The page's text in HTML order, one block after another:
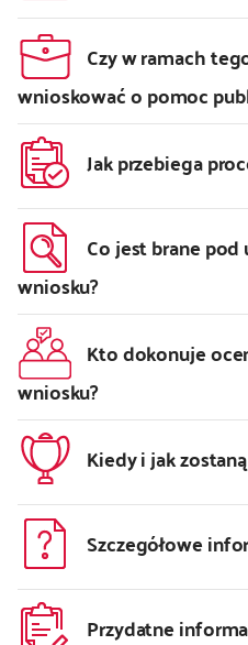
Czy w ramach
wnioskować o pomoc
Jak przebiega
Co jest brane
wniosku?
Kto dokonuje
wniosku?
Kiedy i jak
Szczegółowe
Przydatne